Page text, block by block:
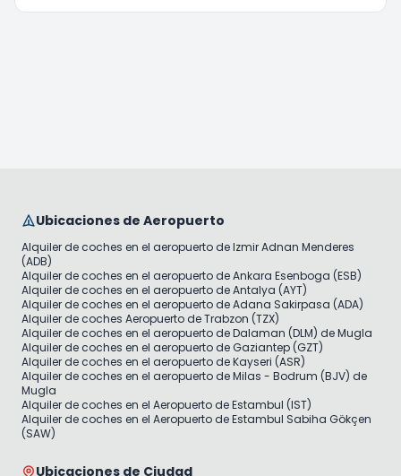
Ubicaciones de Aeropuerto
Alquiler de coches en el aeropuerto de Izmir Adnan Menderes
(ADB)
Alquiler de coches en el aeropuerto de Ankara Esenboga (ESB)
Alquiler de coches en el aeropuerto de Antalya (AYT)
Alquiler de coches en el aeropuerto de Adana Sakirpasa (ADA)
Alquiler de coches Aeropuerto de Trabzon (TZX)
Alquiler de coches en el aeropuerto de Dalaman (DLM) de Mugla
Alquiler de coches en el aeropuerto de Gaziantep (GZT)
Alquiler de coches en el aeropuerto de Kayseri (ASR)
Alquiler de coches en el aeropuerto de Milas - Bodrum (BJV) de
Mugla
Alquiler de coches en el Aeropuerto de Estambul (IST)
Alquiler de coches en el Aeropuerto de Estambul Sabiha Gökçen
(SAW)
Ubicaciones de Ciudad